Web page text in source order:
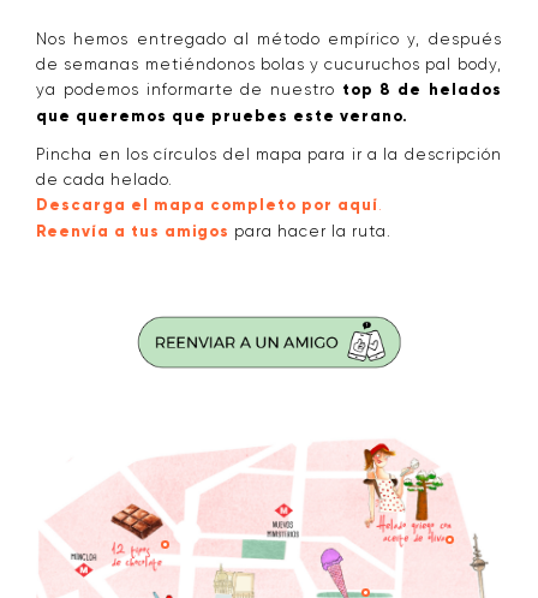
Nos hemos entregado al método empírico y, después
de semanas metiéndonos bolas y cucuruchos pal body,
ya podemos informarte de nuestro top 8 de helados
que queremos que pruebes este verano.
Pincha en los círculos del mapa para ir a la descripción
de cada helado.
Descarga el mapa completo por aquí.
Reenvía a tus amigos para hacer la ruta.